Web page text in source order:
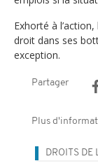
Exhorté à
droit dans ses
exception.
Partager
Plus
DROITS DE